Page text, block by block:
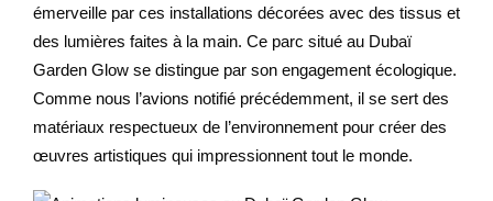
émerveille par ces installations décorées avec des tissus et
des lumières faites à la main. Ce parc situé au Dubaï
Garden Glow se distingue par son engagement écologique.
Comme nous l’avions notifié précédemment, il se sert des
matériaux respectueux de l’environnement pour créer des
œuvres artistiques qui impressionnent tout le monde.